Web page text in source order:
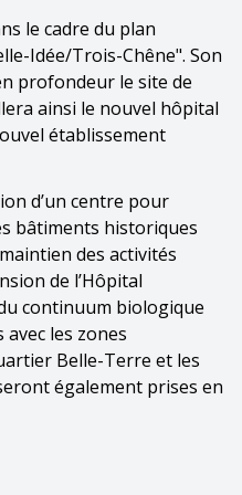
le cadre du plan
Idée/Trois-Chêne". Son
profondeur le site de
ainsi le nouvel hôpital
établissement
d’un centre pour
bâtiments historiques
des activités
de l’Hôpital
continuum biologique
avec les zones
Belle-Terre et les
également prises en